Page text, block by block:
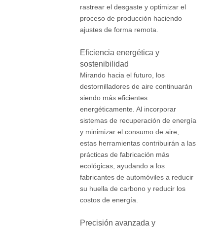
rastrear el desgaste y optimizar el
proceso de producción haciendo
ajustes de forma remota.
Eficiencia energética y
sostenibilidad
Mirando hacia el futuro, los
destornilladores de aire continuarán
siendo más eficientes
energéticamente. Al incorporar
sistemas de recuperación de energía
y minimizar el consumo de aire,
estas herramientas contribuirán a las
prácticas de fabricación más
ecológicas, ayudando a los
fabricantes de automóviles a reducir
su huella de carbono y reducir los
costos de energía.
Precisión avanzada y